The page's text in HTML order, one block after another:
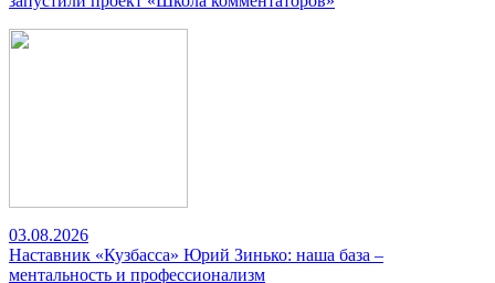
03.08.2026
Наставник «Кузбасса» Юрий Зинько: наша база –
ментальность и профессионализм